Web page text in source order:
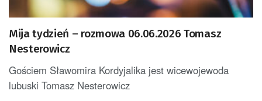
Mija tydzień – rozmowa 06.06.2026 Tomasz
Nesterowicz
Gościem Sławomira Kordyjalika jest wicewojewoda
lubuski Tomasz Nesterowicz